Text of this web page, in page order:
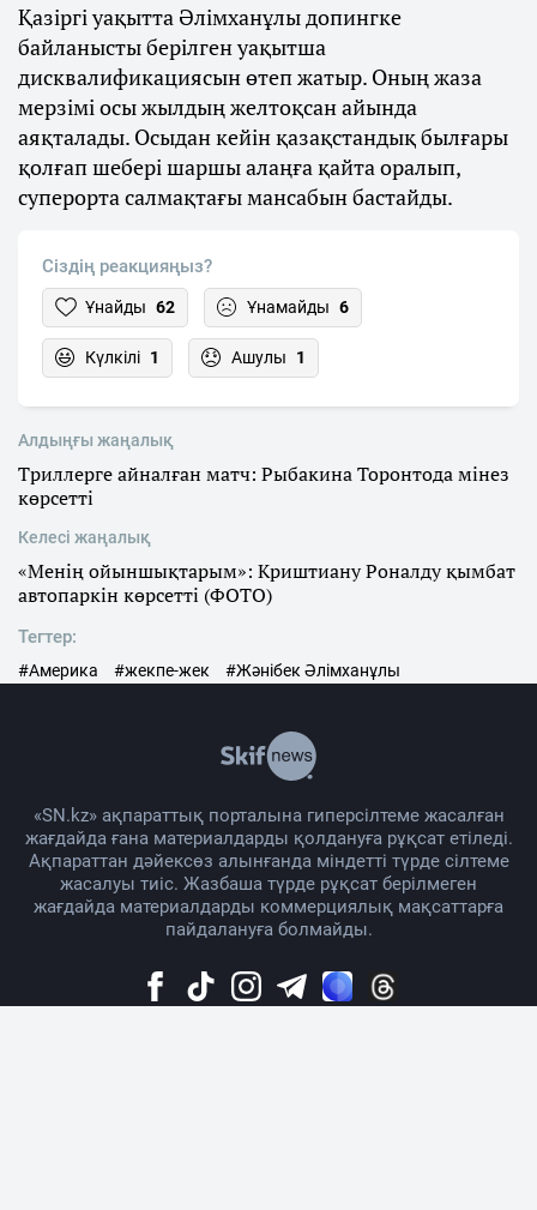
Қазіргі уақытта Әлімханұлы допингке
байланысты берілген уақытша
дисквалификациясын өтеп жатыр. Оның жаза
мерзімі осы жылдың желтоқсан айында
аяқталады. Осыдан кейін қазақстандық былғары
қолғап шебері шаршы алаңға қайта оралып,
суперорта салмақтағы мансабын бастайды.
Сіздің реакцияңыз?
Ұнайды 62 Ұнамайды 6
Күлкілі 1 Ашулы 1
Алдыңғы жаңалық
Триллерге айналған матч: Рыбакина Торонтода мінез
көрсетті
Келесі жаңалық
«Менің ойыншықтарым»: Криштиану Роналду қымбат
автопаркін көрсетті (ФОТО)
Тегтер:
#Америка #жекпе-жек #Жәнібек Әлімханұлы
«SN.kz» ақпараттық порталына гиперсілтеме жасалған
жағдайда ғана материалдарды қолдануға рұқсат етіледі.
Ақпараттан дәйексөз алынғанда міндетті түрде сілтеме
жасалуы тиіс. Жазбаша түрде рұқсат берілмеген
жағдайда материалдарды коммерциялық мақсаттарға
пайдалануға болмайды.